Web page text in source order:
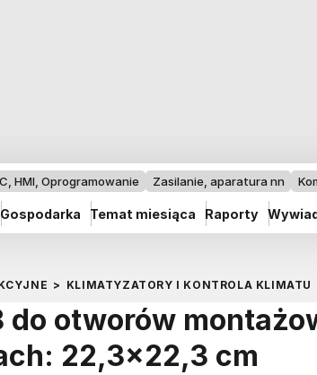
HMI, Oprogramowanie Zasilanie, aparatura nn
Gospodarka Temat miesiąca Raporty
> KLIMATYZATORY I KONTROLA KLIMATU
do otworów
22,3×22,3 cm